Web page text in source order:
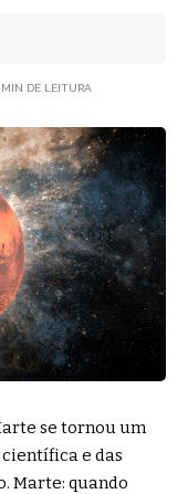
DE LEITURA
se tornou um
e das
Marte: quando